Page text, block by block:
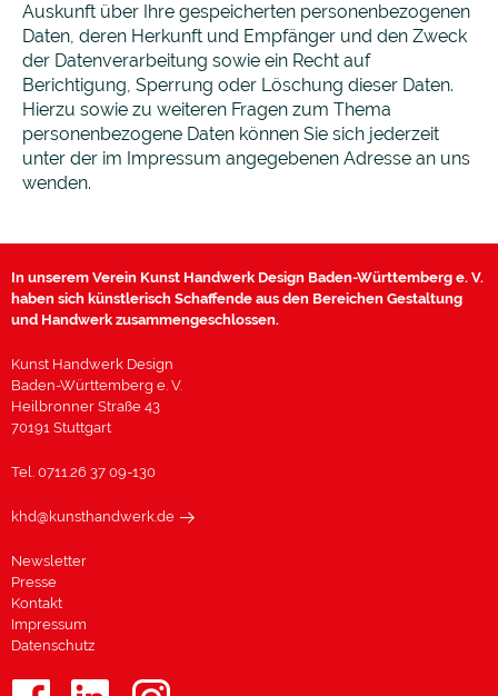
Auskunft über Ihre gespeicherten personenbezogenen
Daten, deren Herkunft und Empfänger und den Zweck
der Datenverarbeitung sowie ein Recht auf
Berichtigung, Sperrung oder Löschung dieser Daten.
Hierzu sowie zu weiteren Fragen zum Thema
personenbezogene Daten können Sie sich jederzeit
unter der im Impressum angegebenen Adresse an uns
wenden.
In unserem Verein Kunst Handwerk Design Baden-Württemberg e. V.
haben sich künstlerisch Schaffende aus den Bereichen Gestaltung
und Handwerk zusammengeschlossen.
Kunst Handwerk Design
Baden-Württemberg e. V.
Heilbronner Straße 43
70191 Stuttgart
Tel. 0711.26 37 09-130
khd@kunsthandwerk.de
Newsletter
Presse
Kontakt
Impressum
Datenschutz